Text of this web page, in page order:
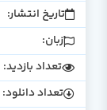
تاریخ انتشار:
زبان:
تعداد بازدید:
تعداد دانلود: